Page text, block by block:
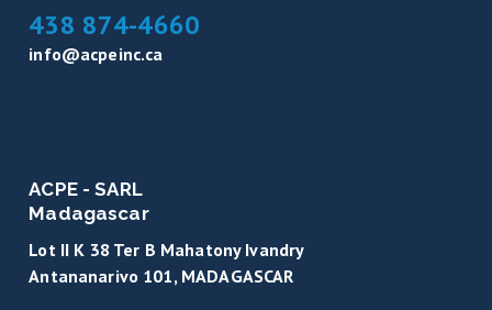
438 874-4660
info@acpeinc.ca
ACPE - SARL
Madagascar
Lot II K 38 Ter B Mahatony Ivandry
Antananarivo 101, MADAGASCAR